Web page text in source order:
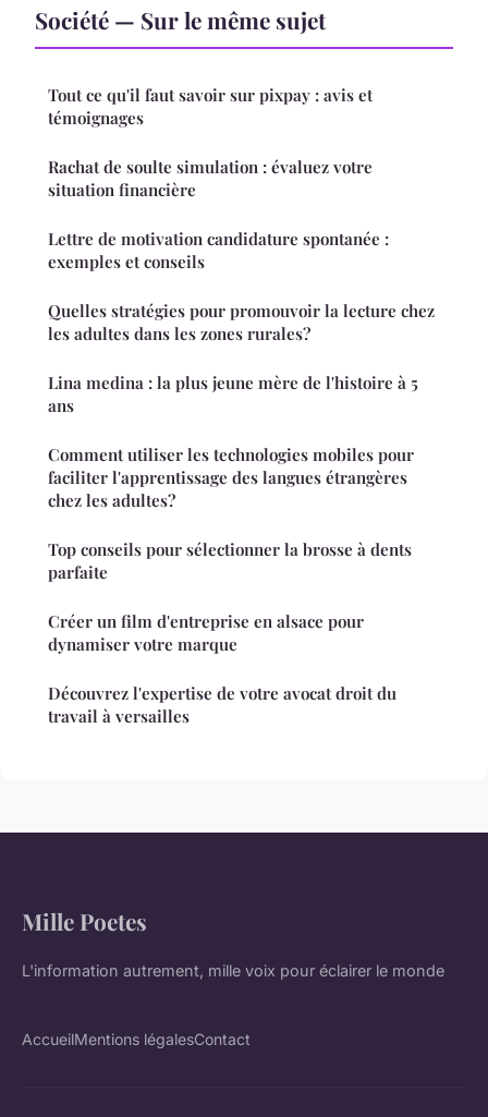
Société — Sur le même sujet
Tout ce qu'il faut savoir sur pixpay : avis et
témoignages
Rachat de soulte simulation : évaluez votre
situation financière
Lettre de motivation candidature spontanée :
exemples et conseils
Quelles stratégies pour promouvoir la lecture chez
les adultes dans les zones rurales?
Lina medina : la plus jeune mère de l'histoire à 5
ans
Comment utiliser les technologies mobiles pour
faciliter l'apprentissage des langues étrangères
chez les adultes?
Top conseils pour sélectionner la brosse à dents
parfaite
Créer un film d'entreprise en alsace pour
dynamiser votre marque
Découvrez l'expertise de votre avocat droit du
travail à versailles
Mille Poetes
L'information autrement, mille voix pour éclairer le monde
AccueilMentions légalesContact